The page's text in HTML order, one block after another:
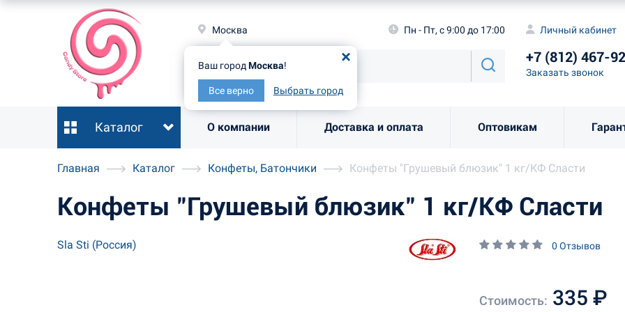
Москва
Ваш город Москва!
Все верно Выбрать город
Пн - Пт, с 9:00 до 17:00 Личный кабинет
+7 (812) 467-
Заказать звонок
Каталог О компании Доставка и оплата Оптовикам
Ваш городМосква
Все верно
Заказать
Главная Каталог Конфеты, Батончики Конфеты "Грушевый блюзик" 1 кг/КФ Сласти
Конфеты "Грушевый блюзик" 1 кг/КФ Сласти
Sla Sti (Россия) 0 Отзывов
Стоимость: 335 ₽